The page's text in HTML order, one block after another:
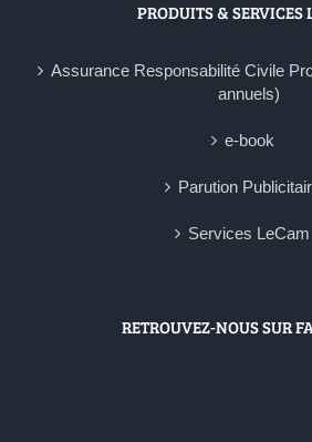
PRODUITS & SERVICES
Assurance Responsabilité Civile
annuels)
e-book
Parution
Services LeCam
RETROUVEZ-NOUS SUR